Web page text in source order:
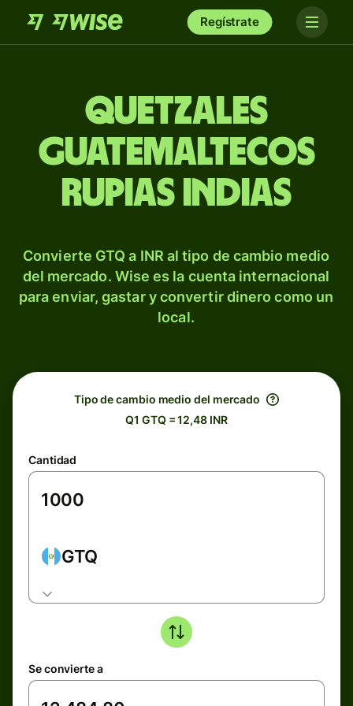
Regístrate
Quetzales
guatemaltecos
rupias indias
Convierte GTQ a INR al tipo de cambio medio
del mercado. Wise es la cuenta internacional
para enviar, gastar y convertir dinero como un
local.
Tipo de cambio medio del mercado
Q1 GTQ = 12,48 INR
Cantidad
GTQ
Se convierte a